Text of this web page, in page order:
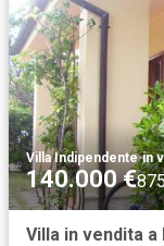
Villa Indipendente·in
140.000 €
Villa in vendita